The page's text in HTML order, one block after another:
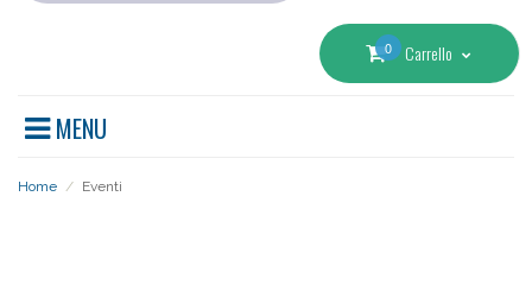
0 Carrello
MENU
Home / Eventi